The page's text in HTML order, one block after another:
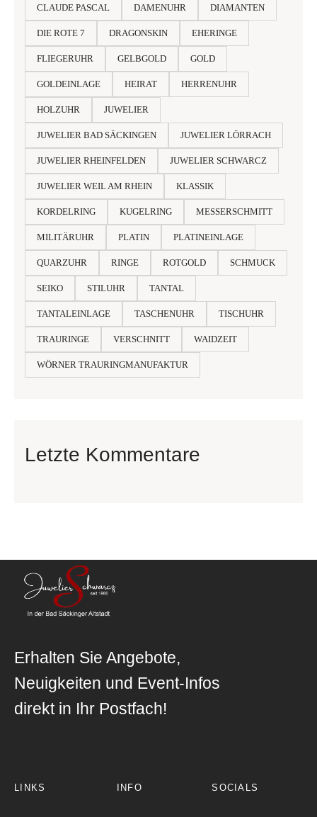
CLAUDE PASCAL DAMENUHR DIAMANTEN
DIE ROTE 7 DRAGONSKIN EHERINGE
FLIEGERUHR GELBGOLD GOLD
GOLDEINLAGE HEIRAT HERRENUHR
HOLZUHR JUWELIER
JUWELIER BAD SÄCKINGEN JUWELIER LÖRRACH
JUWELIER RHEINFELDEN JUWELIER SCHWARCZ
JUWELIER WEIL AM RHEIN KLASSIK
KORDELRING KUGELRING MESSERSCHMITT
MILITÄRUHR PLATIN PLATINEINLAGE
QUARZUHR RINGE ROTGOLD SCHMUCK
SEIKO STILUHR TANTAL
TANTALEINLAGE TASCHENUHR TISCHUHR
TRAURINGE VERSCHNITT WAIDZEIT
WÖRNER TRAURINGMANUFAKTUR
Letzte Kommentare
Erhalten Sie Angebote,
Neuigkeiten und Event-Infos
direkt in Ihr Postfach!
LINKS INFO SOCIALS